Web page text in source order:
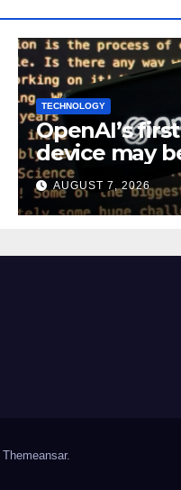
TECHNOLOGY
OpenAI’s
device may
$300
shaped
speaker:
AUGUST 7, 2026
Themeansar.